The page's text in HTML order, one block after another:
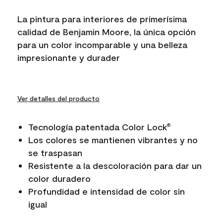
link.
La pintura para interiores de primerísima
calidad de Benjamin Moore, la única opción
para un color incomparable y una belleza
impresionante y durader
Ver detalles del producto
Tecnología patentada Color Lock®
Los colores se mantienen vibrantes y no
se traspasan
Resistente a la descoloración para dar un
color duradero
Profundidad e intensidad de color sin
igual